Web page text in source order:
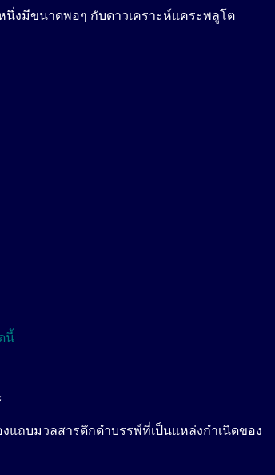
นึ่งมีขนาดพอๆ กับดาวเคราะห์แคระพลูโต
นี้
แถบมวลสารดึกดำบรรพ์ที่เป็นแหล่งกำเนิดของ